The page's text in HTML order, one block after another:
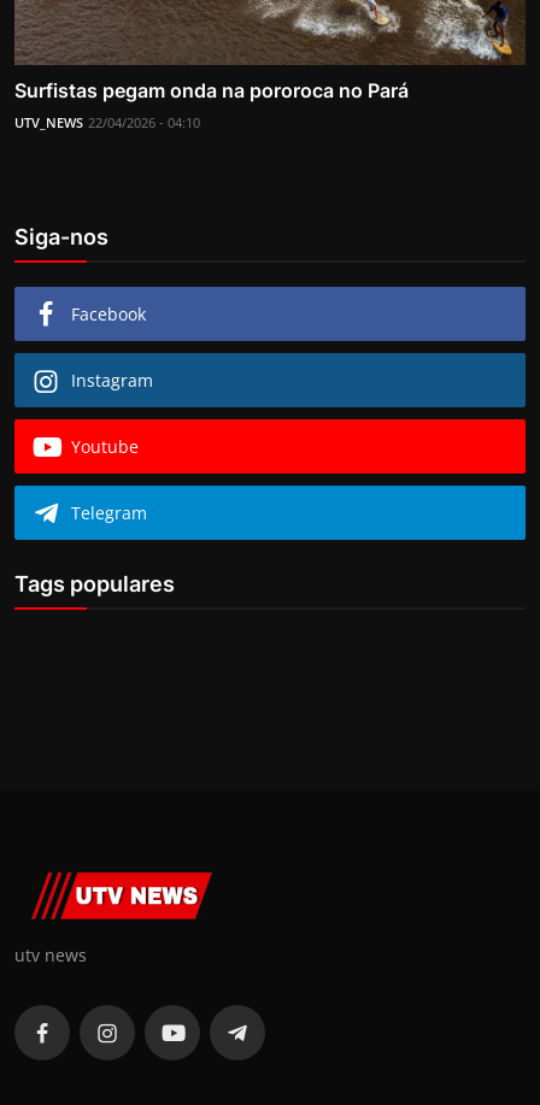
Surfistas pegam onda na pororoca no Pará
UTV_NEWS 22/04/2026 - 04:10
Siga-nos
Facebook
Instagram
Youtube
Telegram
Tags populares
utv news